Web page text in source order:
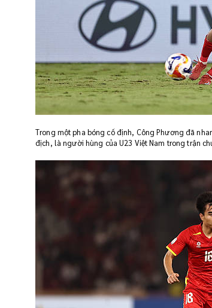
Trong một pha bóng cố định, Công Phương đã
địch, là người hùng của U23 Việt Nam trong trận